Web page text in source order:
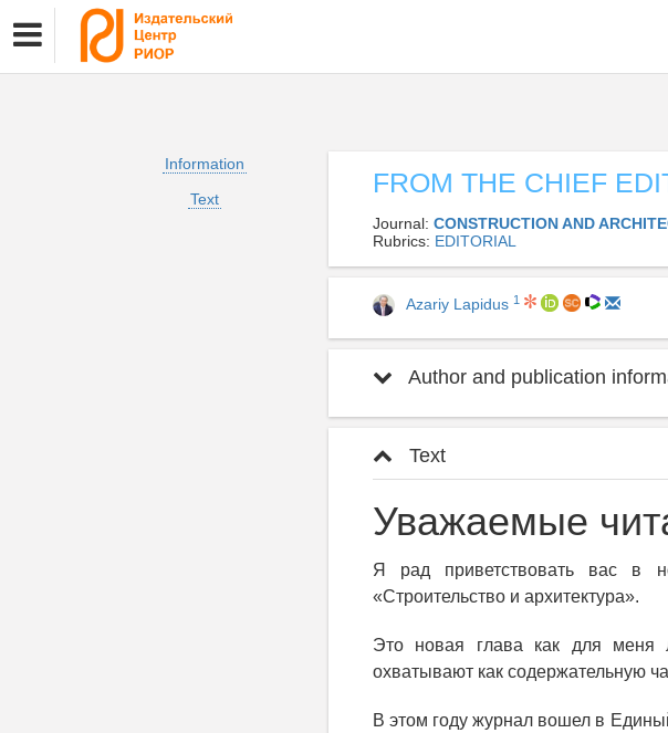
Information
Text
FROM THE CHIEF
Journal: CONSTRUCTION AND
Rubrics: EDITORIAL
Azariy Lapidus 1
Author and publication
Text
Уважаемые
Я рад приветствовать вас в
«Строительство и архитектура».
Это новая глава как для меня
охватывают как содержательную
В этом году журнал вошел в